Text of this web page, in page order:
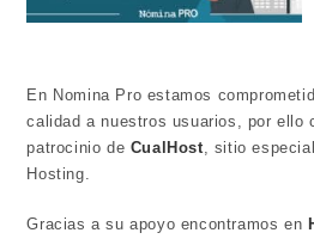
En Nomina Pro estamos
calidad a nuestros usuarios, por ello
patrocinio de CualHost , sitio
Hosting.
Gracias a su apoyo encontramos en